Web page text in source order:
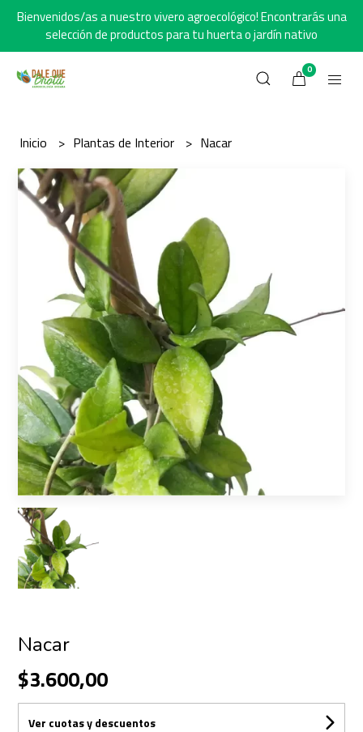
Bienvenidos/as a nuestro vivero agroecológico! Encontrarás una
selección de productos para tu huerta o jardín nativo
0
Inicio Plantas de Interior Nacar
Nacar
$3.600,00
Ver cuotas y descuentos